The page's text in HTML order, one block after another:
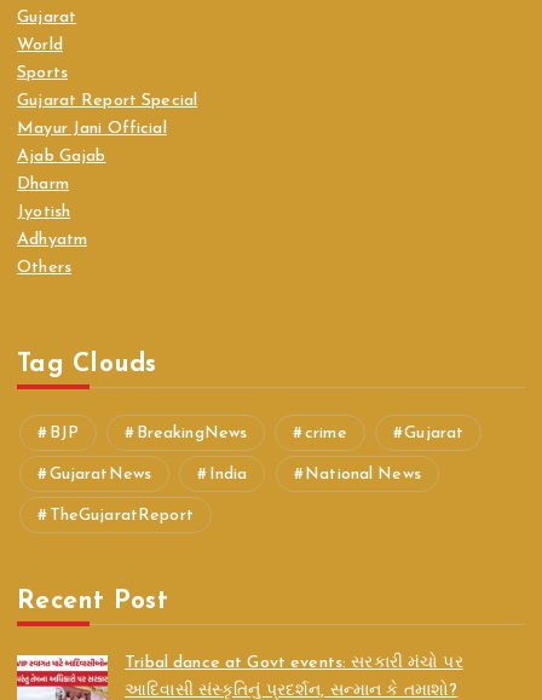
Gujarat
World
Sports
Gujarat Report Special
Mayur Jani Official
Ajab Gajab
Dharm
Jyotish
Adhyatm
Others
Tag Clouds
BJP BreakingNews crime Gujarat
GujaratNews India National News
TheGujaratReport
Recent Post
Tribal dance at Govt events: સરકારી મંચો પર
આદિવાસી સંસ્કૃતિનું પ્રદર્શન, સન્માન કે તમાશો?